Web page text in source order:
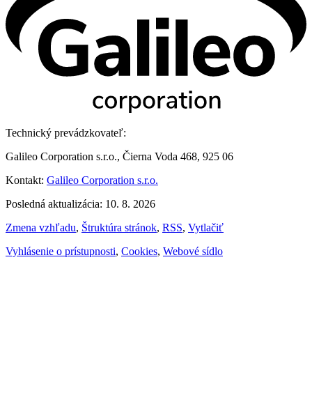
Technický prevádzkovateľ:
Galileo Corporation s.r.o., Čierna Voda 468, 925 06
Kontakt: Galileo Corporation s.r.o.
Posledná aktualizácia: 10. 8. 2026
Zmena vzhľadu, Štruktúra stránok, RSS, Vytlačiť
Vyhlásenie o prístupnosti, Cookies, Webové sídlo